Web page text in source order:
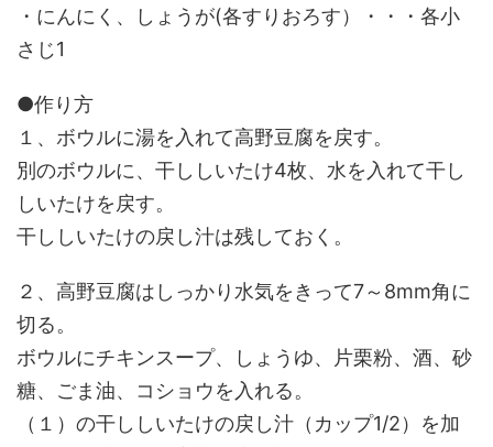
・にんにく、しょうが(各すりおろす）・・・各小
さじ1
●作り方
１、ボウルに湯を入れて高野豆腐を戻す。
別のボウルに、干ししいたけ4枚、水を入れて干し
しいたけを戻す。
干ししいたけの戻し汁は残しておく。
２、高野豆腐はしっかり水気をきって7～8mm角に
切る。
ボウルにチキンスープ、しょうゆ、片栗粉、酒、砂
糖、ごま油、コショウを入れる。
（１）の干ししいたけの戻し汁（カップ1/2）を加